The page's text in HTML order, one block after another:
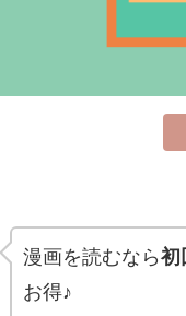
漫画を読むなら初
お得♪